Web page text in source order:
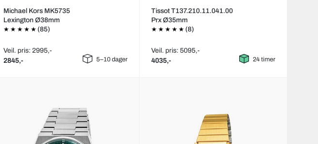
Michael Kors MK5735
Lexington Ø38mm
(85)
Veil. pris: 2995,-
2845,- 5–10 dager
Tissot T137.210.11.041.00
Prx Ø35mm
(8)
Veil. pris: 5095,-
4035,- 24 timer